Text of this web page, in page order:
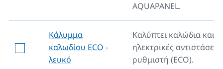
AQUAPANEL.
Κάλυμμα
καλωδίου ECO -
λευκό
Καλύπτει καλώδια και
ηλεκτρικές
ρυθμιστή (ECO).